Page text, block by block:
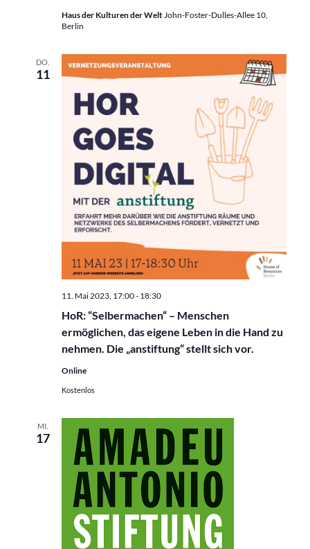
Haus der Kulturen der WeltJohn-Foster-Dulles-Allee 10,
Berlin
DO.
11
HoR: “Selbermachen“ – Menschen
ermöglichen, das eigene Leben in die Hand zu
nehmen. Die „anstiftung“ stellt sich vor.
11. Mai 2023, 17:00- 18:30
Online
Kostenlos
MI.
17